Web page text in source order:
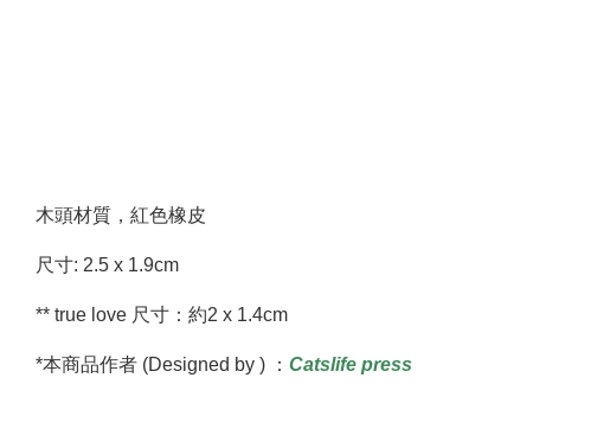
木頭材質，紅色橡皮
尺寸: 2.5 x 1.9cm
** true love 尺寸：約2 x 1.4cm
*本商品作者 (Designed by ) ： Catslife press